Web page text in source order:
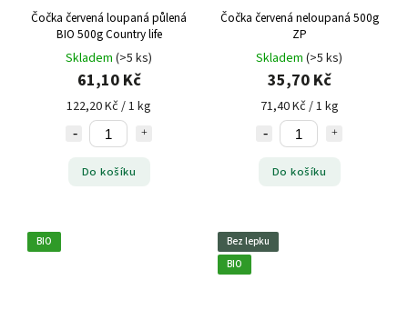
Čočka červená loupaná půlená
BIO 500g Country life
Skladem (>5 ks)
61,10 Kč
122,20 Kč / 1 kg
Do košíku
Čočka červená neloupaná 500g
ZP
Skladem (>5 ks)
35,70 Kč
71,40 Kč / 1 kg
Do košíku
BIO
Bez lepku
BIO